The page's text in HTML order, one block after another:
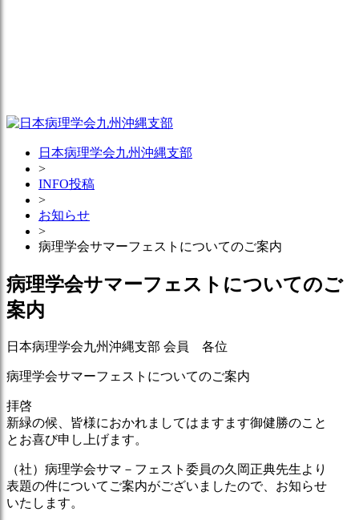
日本病理学会九州沖縄支部
>
INFO投稿
>
お知らせ
>
病理学会サマーフェストについてのご案内
病理学会サマーフェストについてのご
案内
日本病理学会九州沖縄支部 会員 各位
病理学会サマーフェストについてのご案内
拝啓
新緑の候、皆様におかれましてはますます御健勝のこと
とお喜び申し上げます。
（社）病理学会サマ－フェスト委員の久岡正典先生より
表題の件についてご案内がございましたので、お知らせ
いたします。